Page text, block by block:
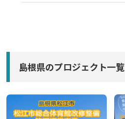
島根県のプロジェクト一覧